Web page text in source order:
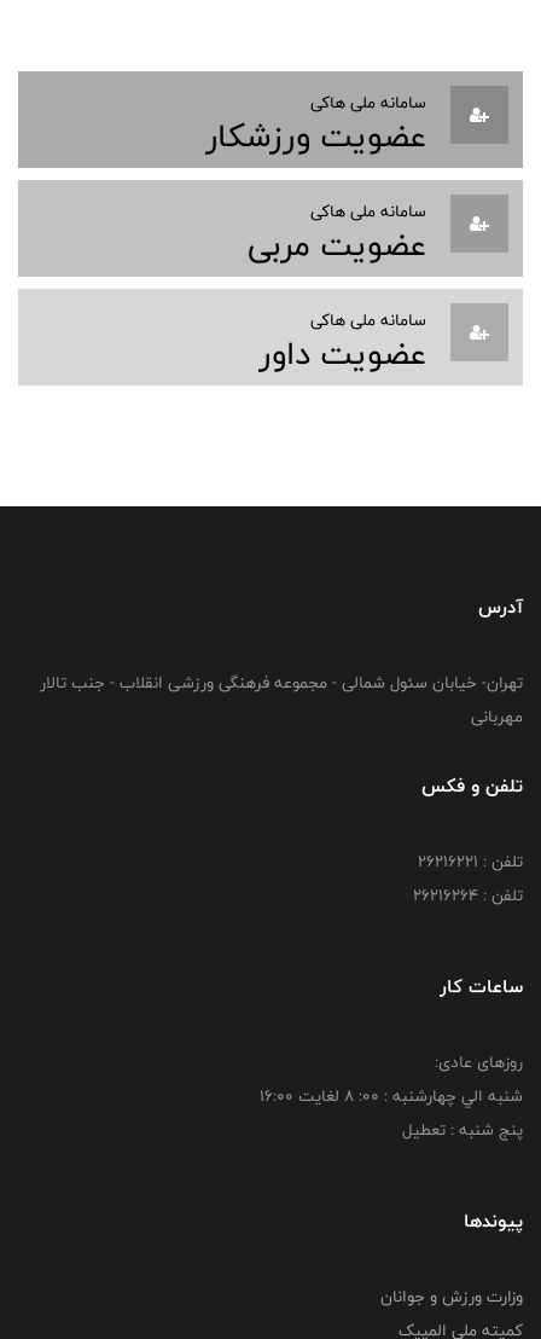
سامانه ملی هاکی
عضویت ورزشکار
سامانه ملی هاکی
عضویت مربی
سامانه ملی هاکی
عضویت داور
آدرس
تهران- خیابان سئول شمالی - مجموعه فرهنگی ورزشی انقلاب - جنب تالار
مهربانی
تلفن و فکس
تلفن : 26216221
تلفن : 26216264
ساعات کار
روزهای عادی:
شنبه الي چهارشنبه : 00: 8 لغايت 16:00
پنج شنبه : تعطیل
پیوندها
وزارت ورزش و جوانان
کمیته ملی المپیک